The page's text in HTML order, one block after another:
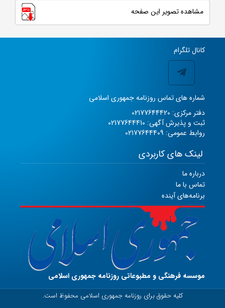
مشاهده تصویر این صفحه
کانال تلگرام
شماره های تماس روزنامه جمهوری اسلامی
دفتر مرکزی: 02177644420
ثبت و پذیرش آگهی: 02177644410
روابط عمومی: 02177644409
لینک های کاربردی
درباره ما
تماس با ما
برنامه‌های آینده
موسسه فرهنگی و مطبوعاتی روزنامه جمهوری اسلامی
کلیه حقوق برای روزنامه جمهوری اسلامی محفوظ است.